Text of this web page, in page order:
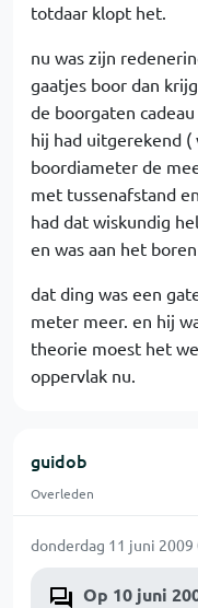
totdaar klopt het.
nu was zijn
gaatjes boor dan
de boorgaten cadeau
hij had uitgerekend
boordiameter de
met tussenafstand
had dat wiskundig
en was aan het
dat ding was een
meter meer. en hij
theorie moest het
oppervlak nu.
guidob
Overleden
donderdag 11 juni 2009
Op 10 juni